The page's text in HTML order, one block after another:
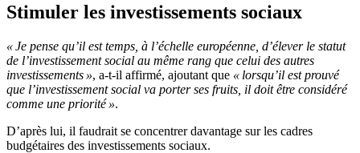
Stimuler les investissements sociaux
« Je pense qu’il est temps, à l’échelle européenne, d’élever le statut
de l’investissement social au même rang que celui des autres
investissements », a-t-il affirmé, ajoutant que « lorsqu’il est prouvé
que l’investissement social va porter ses fruits, il doit être considéré
comme une priorité ».
D’après lui, il faudrait se concentrer davantage sur les cadres
budgétaires des investissements sociaux.